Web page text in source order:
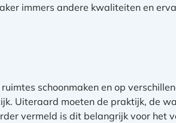
immers andere kwaliteiten en
schoonmaken en op
Uiteraard moeten de praktijk, de
vermeld is dit belangrijk voor het